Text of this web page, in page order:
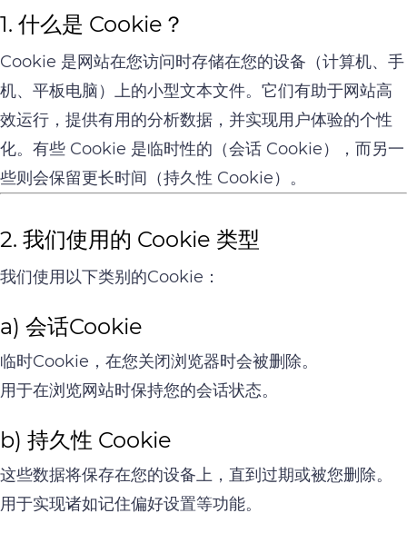
1. 什么是 Cookie？
Cookie 是网站在您访问时存储在您的设备（计算机、手
机、平板电脑）上的小型文本文件。它们有助于网站高
效运行，提供有用的分析数据，并实现用户体验的个性
化。有些 Cookie 是临时性的（会话 Cookie），而另一
些则会保留更长时间（持久性 Cookie）。
2. 我们使用的 Cookie 类型
我们使用以下类别的Cookie：
a) 会话Cookie
临时Cookie，在您关闭浏览器时会被删除。
用于在浏览网站时保持您的会话状态。
b) 持久性 Cookie
这些数据将保存在您的设备上，直到过期或被您删除。
用于实现诸如记住偏好设置等功能。